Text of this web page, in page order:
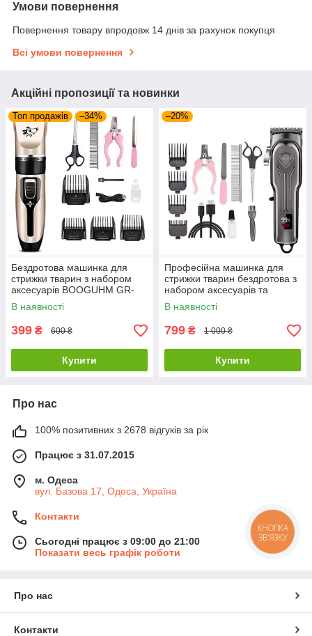
Умови повернення
Повернення товару впродовж 14 днів за рахунок покупця
Всі умови повернення
Акційні пропозиції та новинки
Топ продажів –34%
Бездротова машинка для
стрижки тварин з набором
аксесуарів BOOGUHM GR-
2104
В наявності
399 ₴ 600 ₴
Купити
–20%
Професійна машинка для
стрижки тварин бездротова з
набором аксесуарів та
насадок.
В наявності
799 ₴ 1 000 ₴
Купити
Про нас
100% позитивних з 2678 відгуків за рік
Працює з 31.07.2015
м. Одеса
вул. Базова 17, Одеса, Україна
Контакти
Сьогодні працює з 09:00 до 21:00
Показати весь графік роботи
Про нас
Контакти
КНОПКА
ЗВ'ЯЗКУ